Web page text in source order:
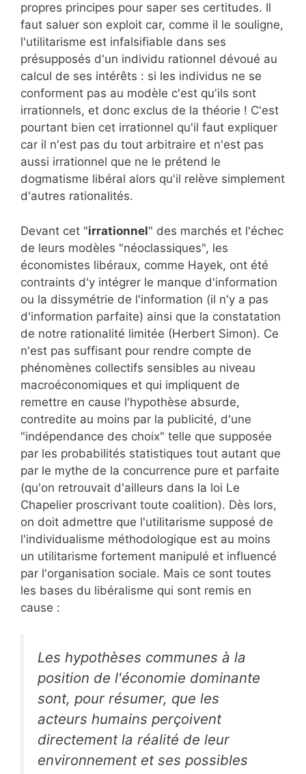
propres principes pour saper ses certitudes. Il
faut saluer son exploit car, comme il le souligne,
l'utilitarisme est infalsifiable dans ses
présupposés d'un individu rationnel dévoué au
calcul de ses intérêts : si les individus ne se
conforment pas au modèle c'est qu'ils sont
irrationnels, et donc exclus de la théorie ! C'est
pourtant bien cet irrationnel qu'il faut expliquer
car il n'est pas du tout arbitraire et n'est pas
aussi irrationnel que ne le prétend le
dogmatisme libéral alors qu'il relève simplement
d'autres rationalités.
Devant cet "irrationnel" des marchés et l'échec
de leurs modèles "néoclassiques", les
économistes libéraux, comme Hayek, ont été
contraints d'y intégrer le manque d'information
ou la dissymétrie de l'information (il n'y a pas
d'information parfaite) ainsi que la constatation
de notre rationalité limitée (Herbert Simon). Ce
n'est pas suffisant pour rendre compte de
phénomènes collectifs sensibles au niveau
macroéconomiques et qui impliquent de
remettre en cause l'hypothèse absurde,
contredite au moins par la publicité, d'une
"indépendance des choix" telle que supposée
par les probabilités statistiques tout autant que
par le mythe de la concurrence pure et parfaite
(qu'on retrouvait d'ailleurs dans la loi Le
Chapelier proscrivant toute coalition). Dès lors,
on doit admettre que l'utilitarisme supposé de
l'individualisme méthodologique est au moins
un utilitarisme fortement manipulé et influencé
par l'organisation sociale. Mais ce sont toutes
les bases du libéralisme qui sont remis en
cause :
Les hypothèses communes à la
position de l'économie dominante
sont, pour résumer, que les
acteurs humains perçoivent
directement la réalité de leur
environnement et ses possibles